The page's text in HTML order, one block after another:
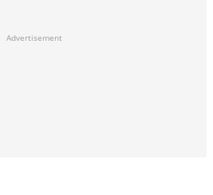
Advertisement